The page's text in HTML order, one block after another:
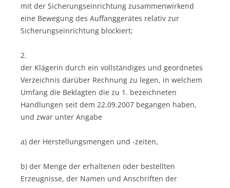
mit der Sicherungseinrichtung zusammenwirkend
eine Bewegung des Auffanggerätes relativ zur
Sicherungseinrichtung blockiert;
2.
der Klägerin durch ein vollständiges und geordnetes
Verzeichnis darüber Rechnung zu legen, in welchem
Umfang die Beklagten die zu 1. bezeichneten
Handlungen seit dem 22.09.2007 begangen haben,
und zwar unter Angabe
a) der Herstellungsmengen und -zeiten,
b) der Menge der erhaltenen oder bestellten
Erzeugnisse, der Namen und Anschriften der